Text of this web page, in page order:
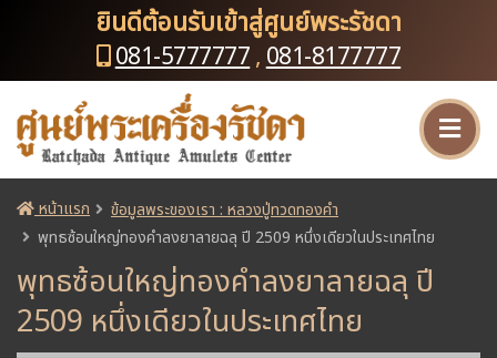
ยินดีต้อนรับเข้าสู่ศูนย์พระรัชดา
081-5777777, 081-8177777
หน้าแรก
ข้อมูลพระของเรา : หลวงปู่ทวดทองคำ
พุทธซ้อนใหญ่ทองคำลงยาลายฉลุ ปี 2509 หนึ่งเดียวในประเทศไทย
พุทธซ้อนใหญ่ทองคำลงยาลายฉลุ ปี
2509 หนึ่งเดียวในประเทศไทย